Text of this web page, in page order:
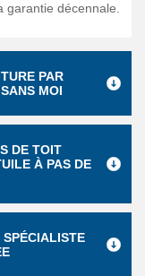
décennale.
PAR
MOI
DE TOIT
À PAS DE
SPÉCIALISTE